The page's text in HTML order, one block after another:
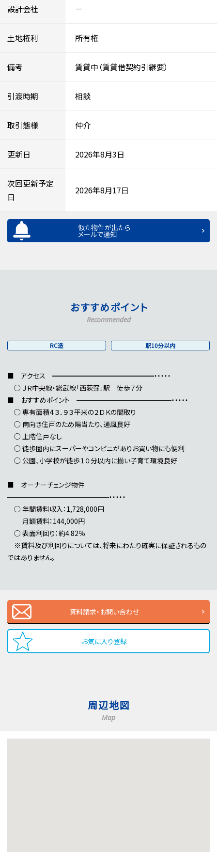
設計会社 －
土地権利 所有権
備考 賃貸中（賃貸借契約引継要）
引渡時期 相談
取引態様 仲介
更新日 2026年8月3日
次回更新予定
日
2026年8月17日
似た物件が出たら
メールで通知
おすすめポイント
Recommended
RC造 駅10分以内
■ アクセス ━━━━━━━━━━━━━━━・・・・・
○ ＪＲ中央線・総武線「西荻窪」駅 徒歩７分
■ おすすめポイント ━━━━━━━━━━━━━━・・・・・
○ 専有面積４３．９３平米の２ＤＫの間取り
○ 南向き住戸のため陽当たり、通風良好
○ 上階住戸なし
○ 徒歩圏内にスーパーやコンビニがありお買い物にも便利
○ 公園、小学校が徒歩１０分以内に揃い子育て環境良好
■ オーナーチェンジ物件
━━━━━━━━━━━━━━━・・・・・
○ 年間賃料収入：1,728,000円
月額賃料：144,000円
○ 表面利回り：約4.82％
※賃料及び利回りについては、将来にわたり確実に保証されるもの
ではありません。
資料請求・お問い合わせ
お気に入り登録
周辺地図
Map